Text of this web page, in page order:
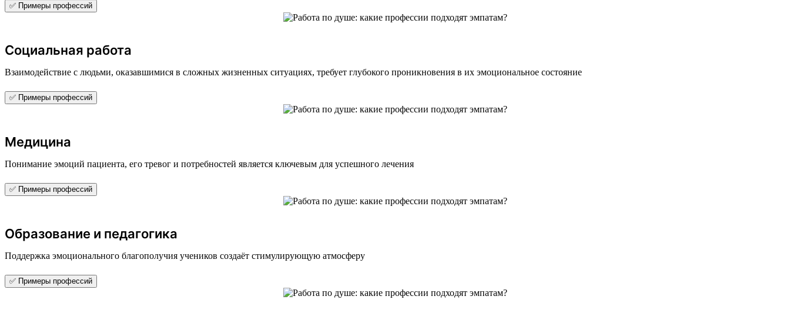
✅ Примеры профессий
Социальная работа
Взаимодействие с людьми, оказавшимися в сложных жизненных ситуациях, требует глубокого проникновения в их эмоциональное состояние
✅ Примеры профессий
Медицина
Понимание эмоций пациента, его тревог и потребностей является ключевым для успешного лечения
✅ Примеры профессий
Образование и педагогика
Поддержка эмоционального благополучия учеников создаёт стимулирующую атмосферу
✅ Примеры профессий